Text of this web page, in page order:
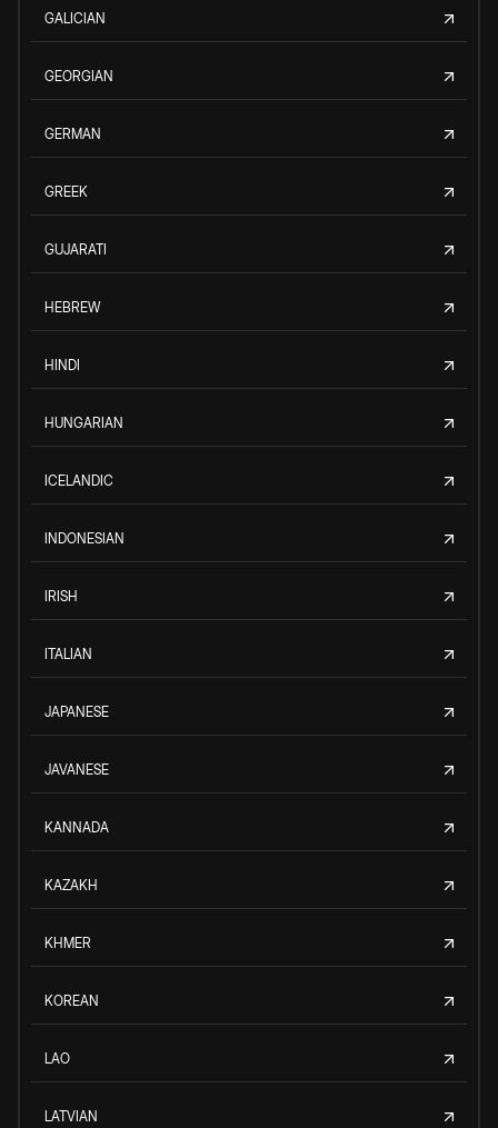
GALICIAN
GEORGIAN
GERMAN
GREEK
GUJARATI
HEBREW
HINDI
HUNGARIAN
ICELANDIC
INDONESIAN
IRISH
ITALIAN
JAPANESE
JAVANESE
KANNADA
KAZAKH
KHMER
KOREAN
LAO
LATVIAN